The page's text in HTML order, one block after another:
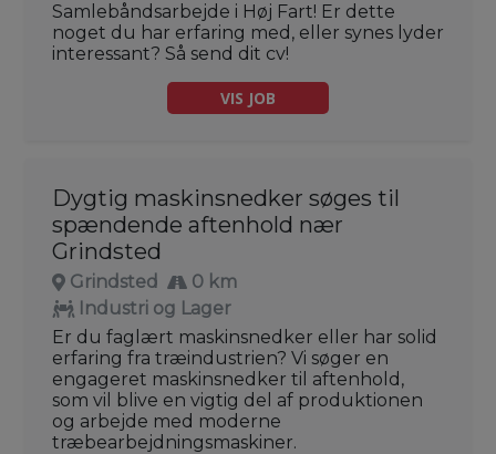
Samlebåndsarbejde i Høj Fart! Er dette
noget du har erfaring med, eller synes lyder
interessant? Så send dit cv!
VIS JOB
Dygtig maskinsnedker søges til
spændende aftenhold nær
Grindsted
Grindsted
0 km
Industri og Lager
Er du faglært maskinsnedker eller har solid
erfaring fra træindustrien? Vi søger en
engageret maskinsnedker til aftenhold,
som vil blive en vigtig del af produktionen
og arbejde med moderne
træbearbejdningsmaskiner.